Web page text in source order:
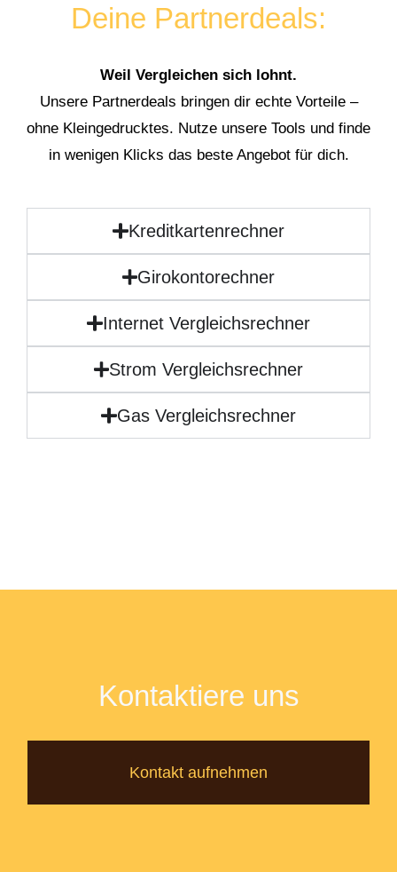
Deine Partnerdeals:
Weil Vergleichen sich lohnt.
Unsere Partnerdeals bringen dir echte Vorteile –
ohne Kleingedrucktes. Nutze unsere Tools und finde
in wenigen Klicks das beste Angebot für dich.
Kreditkartenrechner
Girokontorechner
Internet Vergleichsrechner
Strom Vergleichsrechner
Gas Vergleichsrechner
Kontaktiere uns
Kontakt aufnehmen